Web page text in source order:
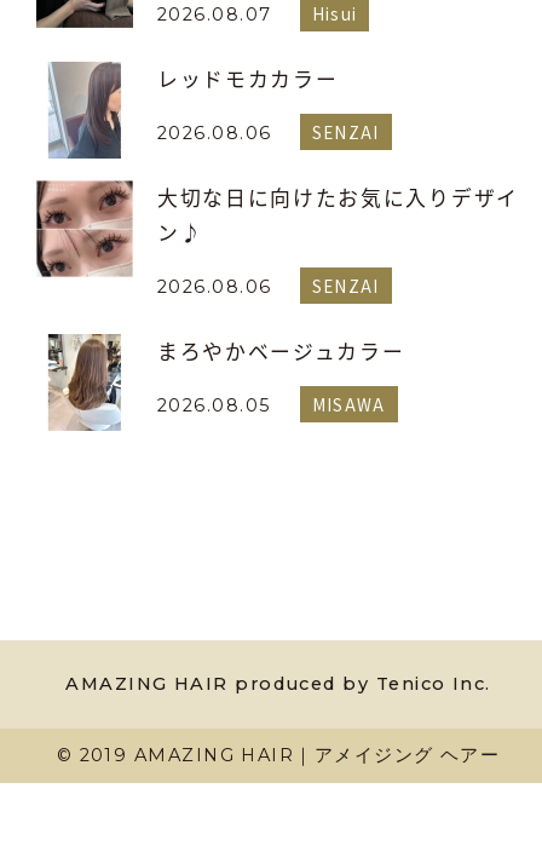
2026.08.07 Hisui
レッドモカカラー
2026.08.06 SENZAI
大切な日に向けたお気に入りデザイ
ン♪
2026.08.06 SENZAI
まろやかベージュカラー
2026.08.05 MISAWA
AMAZING HAIR produced by Tenico Inc.
© 2019 AMAZING HAIR｜アメイジング ヘアー